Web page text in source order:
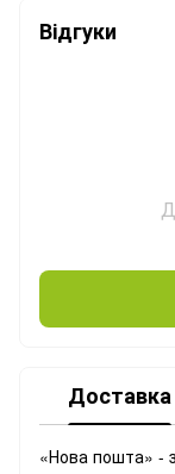
Відгуки
Доставка
«Нова пошта» -